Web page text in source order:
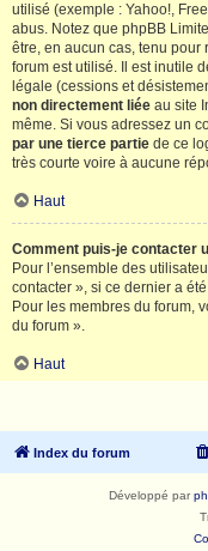
utilisé (exemple : Yahoo!,
abus. Notez que phpBB
être, en aucun cas, tenu pour
forum est utilisé. Il est inutile
légale (cessions et
non directement liée au site
même. Si vous adressez un
par une tierce partie de ce
très courte voire à aucune
Haut
Comment puis-je contacter
Pour l’ensemble des
contacter », si ce dernier a
Pour les membres du forum,
du forum ».
Haut
Index du forum
Développé par